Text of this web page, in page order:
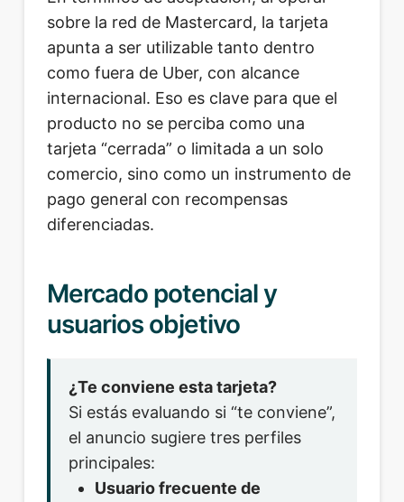
sobre la red de Mastercard, la tarjeta
apunta a ser utilizable tanto dentro
como fuera de Uber, con alcance
internacional. Eso es clave para que el
producto no se perciba como una
tarjeta “cerrada” o limitada a un solo
comercio, sino como un instrumento de
pago general con recompensas
diferenciadas.
Mercado potencial y
usuarios objetivo
¿Te conviene esta tarjeta?
Si estás evaluando si “te conviene”,
el anuncio sugiere tres perfiles
principales:
Usuario frecuente de